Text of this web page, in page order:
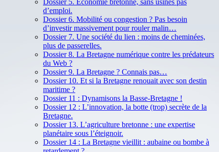
Dossier 5. Economie bretonne, sans usines pas
d’emploi.
Dossier 6. Mobilité ou congestion ? Pas besoin
d’investir massivement pour rouler malin…
Dossier 7. Une société du lien : moins de cheminées,
plus de passerelles.
Dossier 8. La Bretagne numérique contre les prédateurs
du Web ?
Dossier 9. La Bretagne ? Connais pas…
Dossier 10. Et si la Bretagne renouait avec son destin
maritime ?
Dossier 11 : Dynamisons la Basse-Bretagne !
Dossier 12 : L’innovation, la botte (trop) secrète de la
Bretagne.
Dossier 13. L’agriculture bretonne : une expertise
planétaire sous l’éteignoir.
Dossier 14 : La Bretagne vieillit : aubaine ou bombe à